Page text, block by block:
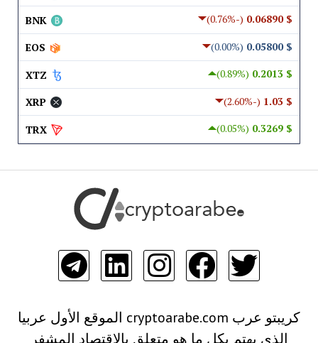
$ 0.06890
(-0.76%)
BNK
$ 0.05800
(0.00%)
EOS
$ 0.2013
(0.89%)
XTZ
$ 1.03
(-2.60%)
XRP
$ 0.3269
(0.05%)
TRX
كريبتو عرب cryptoarabe.com الموقع الأول عربيا
الذي يهتم بكل ما هو متعلق بالاقتصاد المشفر